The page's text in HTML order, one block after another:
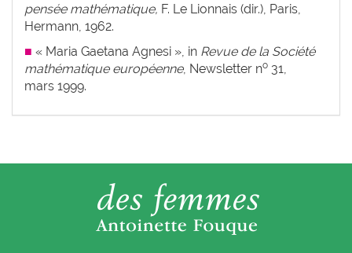
pensée mathématique, F. Le Lionnais (dir.), Paris,
Hermann, 1962.
■ « Maria Gaetana Agnesi », in Revue de la Société
mathématique européenne, Newsletter no 31,
mars 1999.